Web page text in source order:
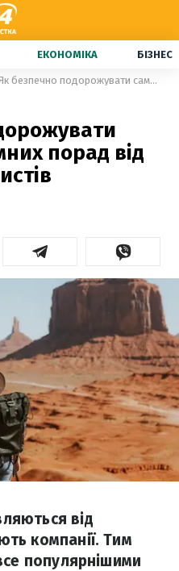
ЕКОНОМІКА БІЗНЕС
Як безпечно подорожувати самому: 15 розумних порад від досвідчених туристів
порад від
від
компанії. Тим
популярнішими